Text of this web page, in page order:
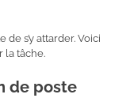
s’y attarder. Voici
la tâche.
de poste